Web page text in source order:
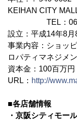
KEIHAN CITY
TEL：06-
設立：平成14年8月
事業内容：ショッ
ロパティマネジメ
資本金：100百万円
URL： http://
■各店舗情報
・京阪シティモール